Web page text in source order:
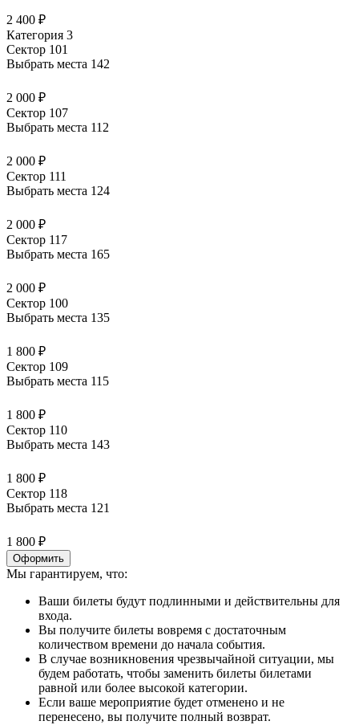
2 400 ₽
Категория 3
Сектор 101
Выбрать места 142
2 000 ₽
Сектор 107
Выбрать места 112
2 000 ₽
Сектор 111
Выбрать места 124
2 000 ₽
Сектор 117
Выбрать места 165
2 000 ₽
Сектор 100
Выбрать места 135
1 800 ₽
Сектор 109
Выбрать места 115
1 800 ₽
Сектор 110
Выбрать места 143
1 800 ₽
Сектор 118
Выбрать места 121
1 800 ₽
Оформить
Мы гарантируем, что:
Ваши билеты будут подлинными и действительны для
входа.
Вы получите билеты вовремя с достаточным
количеством времени до начала события.
В случае возникновения чрезвычайной ситуации, мы
будем работать, чтобы заменить билеты билетами
равной или более высокой категории.
Если ваше мероприятие будет отменено и не
перенесено, вы получите полный возврат.